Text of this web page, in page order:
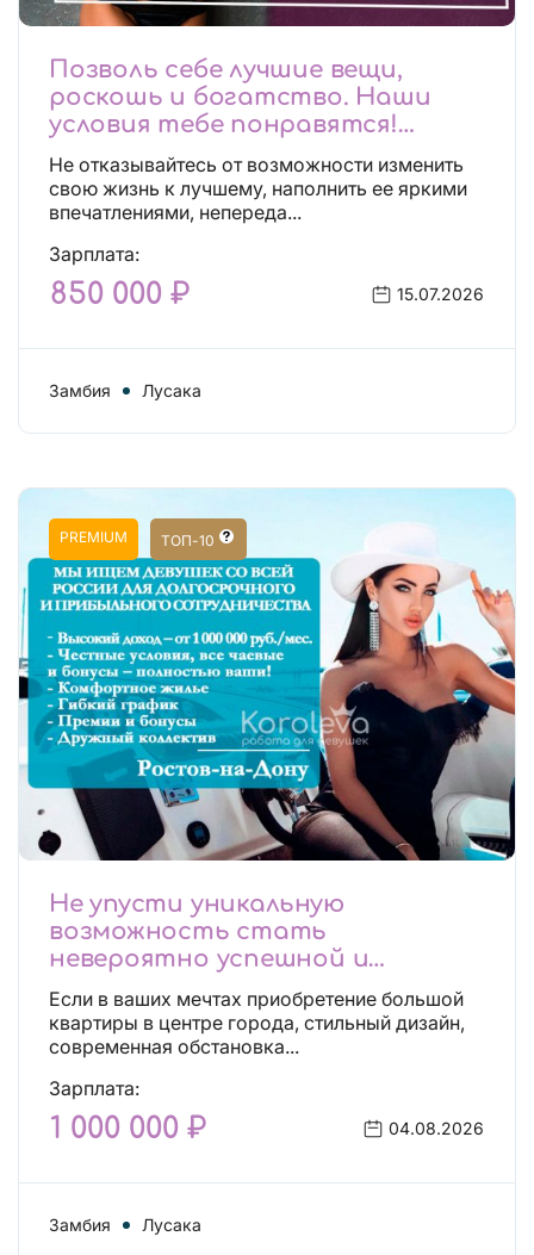
Позволь себе лучшие вещи,
роскошь и богатство. Наши
условия тебе понравятся!
Действительно отличные
условия и поддержка!
Не отказывайтесь от возможности изменить
свою жизнь к лучшему, наполнить ее яркими
впечатлениями, непереда...
Зарплата:
850 000 ₽ 15.07.2026
Замбия Лусака
PREMIUM ТОП-10
Не упусти уникальную
возможность стать
невероятно успешной и
независимой!
Если в ваших мечтах приобретение большой
квартиры в центре города, стильный дизайн,
современная обстановка...
Зарплата:
1 000 000 ₽ 04.08.2026
Замбия Лусака